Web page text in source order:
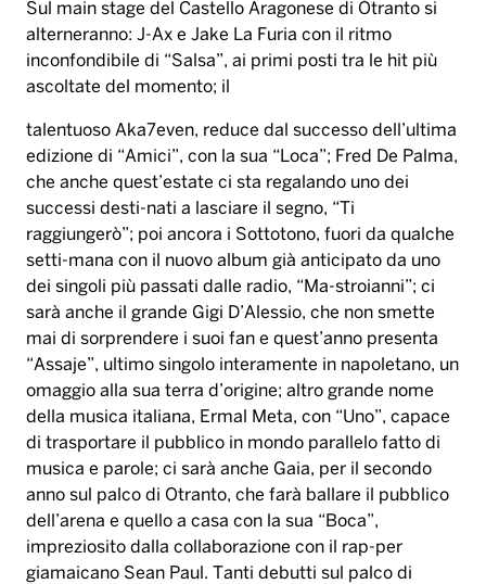
Sul main stage del Castello Aragonese di Otranto si
alterneranno: J-Ax e Jake La Furia con il ritmo
inconfondibile di “Salsa”, ai primi posti tra le hit più
ascoltate del momento; il
talentuoso Aka7even, reduce dal successo dell’ultima
edizione di “Amici”, con la sua “Loca”; Fred De Palma,
che anche quest’estate ci sta regalando uno dei
successi desti-nati a lasciare il segno, “Ti
raggiungerò”; poi ancora i Sottotono, fuori da qualche
setti-mana con il nuovo album già anticipato da uno
dei singoli più passati dalle radio, “Ma-stroianni”; ci
sarà anche il grande Gigi D’Alessio, che non smette
mai di sorprendere i suoi fan e quest’anno presenta
“Assaje”, ultimo singolo interamente in napoletano, un
omaggio alla sua terra d’origine; altro grande nome
della musica italiana, Ermal Meta, con “Uno”, capace
di trasportare il pubblico in mondo parallelo fatto di
musica e parole; ci sarà anche Gaia, per il secondo
anno sul palco di Otranto, che farà ballare il pubblico
dell’arena e quello a casa con la sua “Boca”,
impreziosito dalla collaborazione con il rap-per
giamaicano Sean Paul. Tanti debutti sul palco di